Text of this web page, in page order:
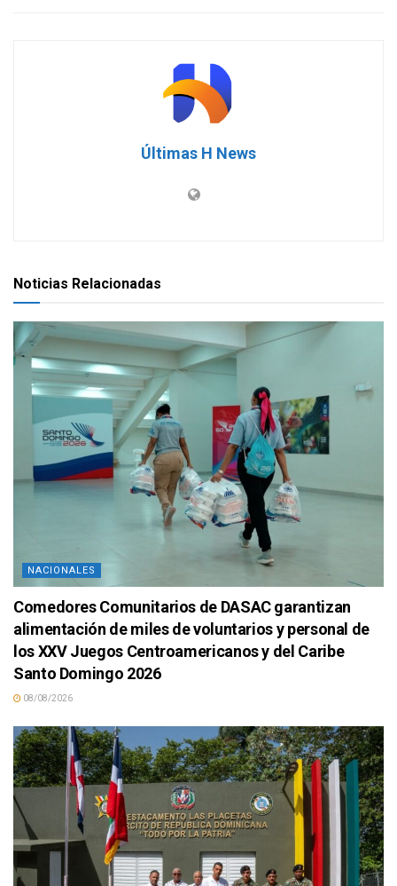
Últimas H News
Noticias Relacionadas
NACIONALES
Comedores Comunitarios de DASAC garantizan
alimentación de miles de voluntarios y personal de
los XXV Juegos Centroamericanos y del Caribe
Santo Domingo 2026
08/08/2026